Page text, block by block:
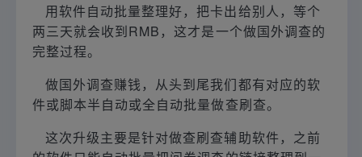
用软件自动批量整理好，把卡出给别人，等个
两三天就会收到RMB，这才是一个做国外调查的
完整过程。
做国外调查赚钱，从头到尾我们都有对应的软
件或脚本半自动或全自动批量做查刷查。
这次升级主要是针对做查刷查辅助软件，之前